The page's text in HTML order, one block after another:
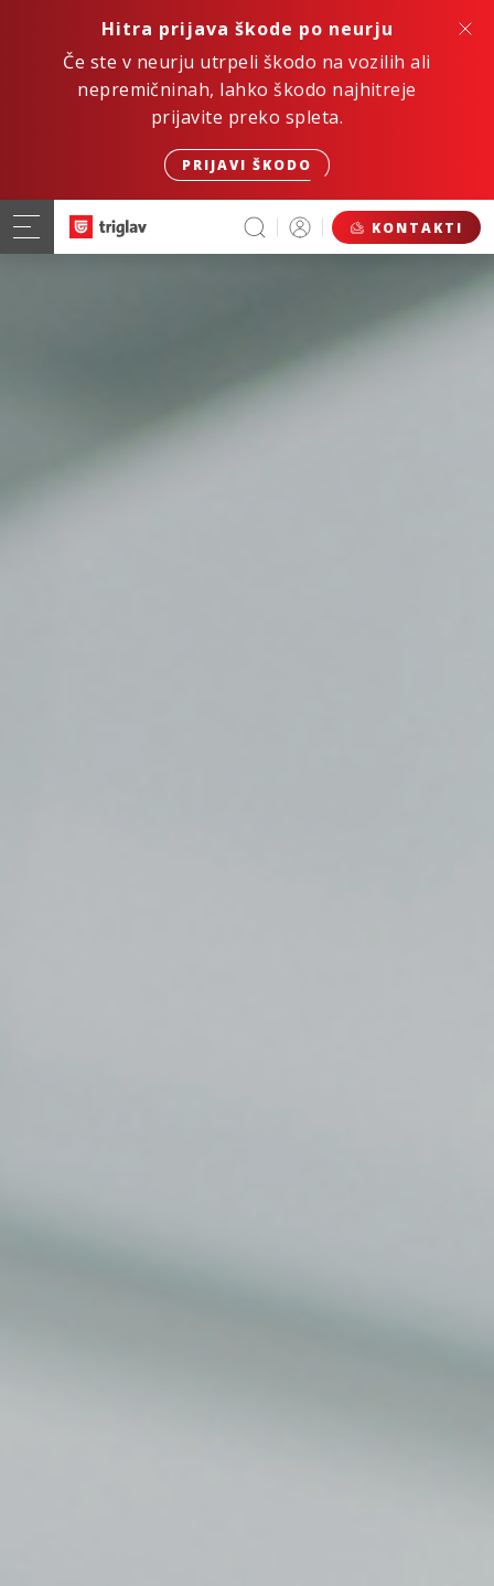
Hitra prijava škode po neurju
Če ste v neurju utrpeli škodo na vozilih ali
nepremičninah, lahko škodo najhitreje
prijavite preko spleta.
PRIJAVI ŠKODO
KONTAKTI